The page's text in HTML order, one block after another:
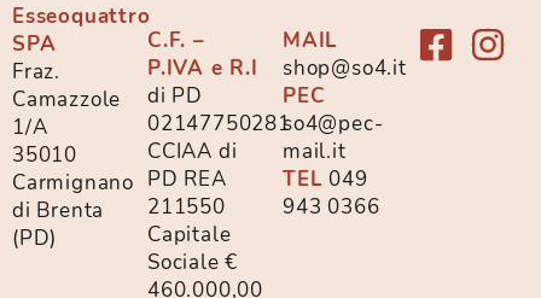
Esseoquattro
SPA
Fraz.
Camazzole
1/A
35010
Carmignano
di Brenta
(PD)
C.F. –
P.IVA e R.I
di PD
02147750281
CCIAA di
PD REA
211550
Capitale
Sociale €
460.000,00
MAIL
shop@so4.it
PEC
so4@pec-
mail.it
TEL 049
943 0366